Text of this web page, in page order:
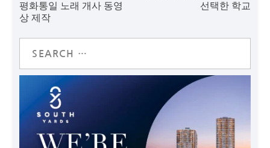
평화통일 노래 개사 동영
상 제작
선택한 학교